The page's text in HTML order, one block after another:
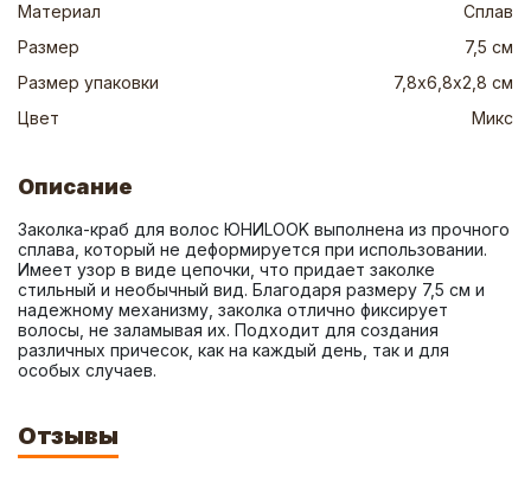
Материал
Сплав
Размер
7,5 см
Размер упаковки
7,8х6,8х2,8 см
Цвет
Микс
Описание
Заколка-краб для волос ЮНИLOOK выполнена из прочного
сплава, который не деформируется при использовании.
Имеет узор в виде цепочки, что придает заколке
стильный и необычный вид. Благодаря размеру 7,5 см и
надежному механизму, заколка отлично фиксирует
волосы, не заламывая их. Подходит для создания
различных причесок, как на каждый день, так и для
особых случаев.
Отзывы